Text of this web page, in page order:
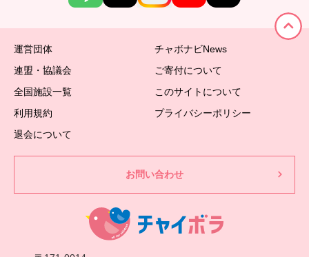
運営団体
チャボナビNews
連盟・協議会
ご寄付について
全国施設一覧
このサイトについて
利用規約
プライバシーポリシー
退会について
お問い合わせ